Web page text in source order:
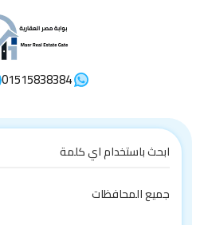
01515838384
جميع المحافظات